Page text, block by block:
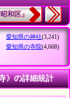
和区』
愛知県の神社(3,241)
愛知県の寺院(4,668)
》の詳細統計